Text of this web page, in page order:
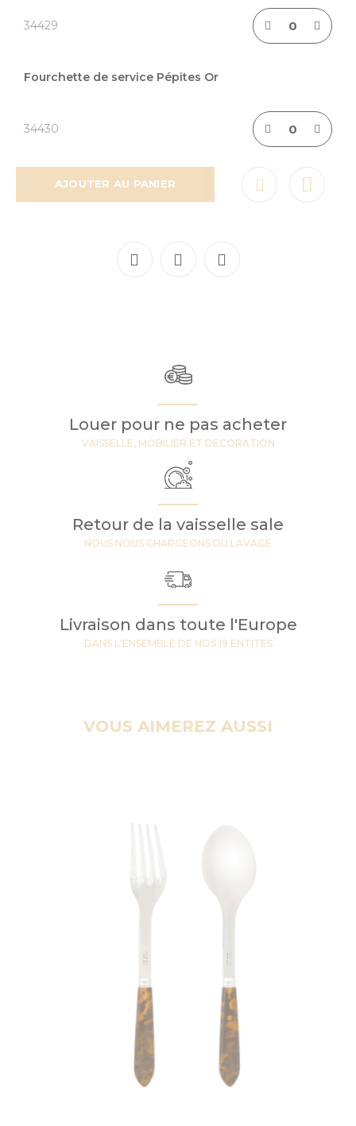
34429
Fourchette de service Pépites Or
34430
AJOUTER AU PANIER
Louer pour ne pas acheter
VAISSELLE, MOBILIER ET DECORATION
Retour de la vaisselle sale
NOUS NOUS CHARGEONS DU LAVAGE
Livraison dans toute l'Europe
DANS L'ENSEMBLE DE NOS 19 ENTITES
VOUS AIMEREZ AUSSI